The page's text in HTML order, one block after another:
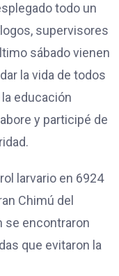
todo un
supervisores
sábado vienen
la vida de todos
educación
y participé de
larvario en 6924
Chimú del
se encontraron
que evitaron la